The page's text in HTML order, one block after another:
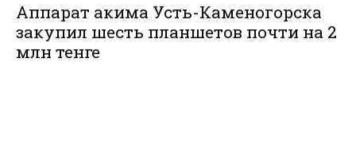
Аппарат акима Усть-Каменогорска
закупил шесть планшетов почти на 2
млн тенге